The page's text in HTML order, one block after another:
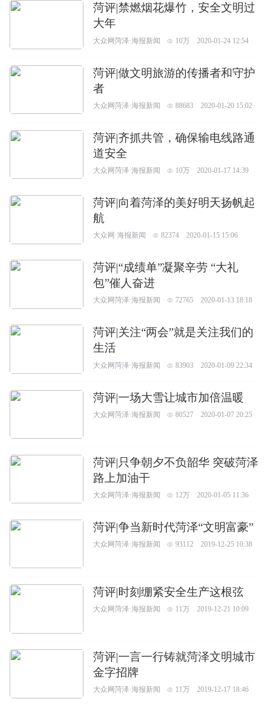
菏评|禁燃烟花爆竹，安全文明过
大年
大众网菏泽·海报新闻 10万 2020-01-24 12:54
菏评|做文明旅游的传播者和守护
者
大众网菏泽·海报新闻 88683 2020-01-20 15:02
菏评|齐抓共管，确保输电线路通
道安全
大众网菏泽·海报新闻 10万 2020-01-17 14:39
菏评|向着菏泽的美好明天扬帆起
航
大众网·海报新闻 82374 2020-01-15 15:06
菏评|“成绩单”凝聚辛劳 “大礼
包”催人奋进
大众网菏泽·海报新闻 72765 2020-01-13 18:18
菏评|关注“两会”就是关注我们的
生活
大众网菏泽·海报新闻 83903 2020-01-09 22:34
菏评|一场大雪让城市加倍温暖
大众网菏泽·海报新闻 80527 2020-01-07 20:25
菏评|只争朝夕不负韶华 突破菏泽
路上加油干
大众网菏泽·海报新闻 12万 2020-01-05 11:36
菏评|争当新时代菏泽“文明富豪”
大众网菏泽·海报新闻 93112 2019-12-25 10:38
菏评|时刻绷紧安全生产这根弦
大众网菏泽·海报新闻 11万 2019-12-21 10:09
菏评|一言一行铸就菏泽文明城市
金字招牌
大众网菏泽·海报新闻 11万 2019-12-17 18:46